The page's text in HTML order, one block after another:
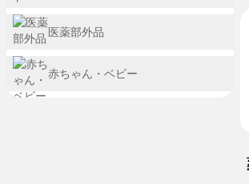
医薬部外品
赤ちゃん・ベビー